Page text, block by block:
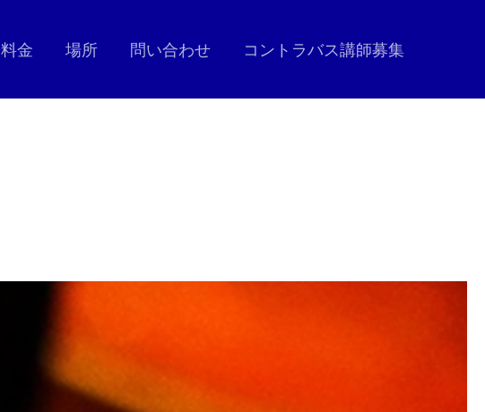
料金 場所 問い合わせ コントラバス講師募集